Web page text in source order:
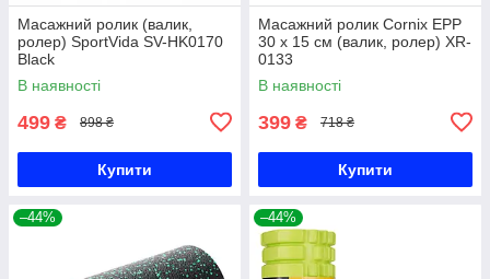
Масажний ролик (валик,
ролер) SportVida SV-HK0170
Black
В наявності
499 ₴ 898 ₴
Купити
Масажний ролик Cornix EPP
30 x 15 см (валик, ролер) XR-
0133
В наявності
399 ₴ 718 ₴
Купити
–44% –44%